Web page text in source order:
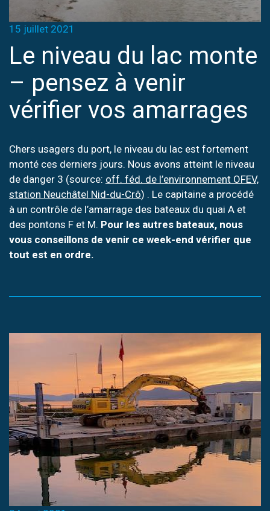
15 juillet 2021
Le niveau du lac monte
– pensez à venir
vérifier vos amarrages
Chers usagers du port, le niveau du lac est fortement
monté ces derniers jours. Nous avons atteint le niveau
de danger 3 (source: off. féd. de l’environnement OFEV,
station Neuchâtel Nid-du-Crô) . Le capitaine a procédé
à un contrôle de l’amarrage des bateaux du quai A et
des pontons F et M. Pour les autres bateaux, nous
vous conseillons de venir ce week-end vérifier que
tout est en ordre.